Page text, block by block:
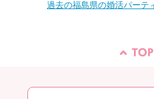
過去の福島県の婚活パーテ